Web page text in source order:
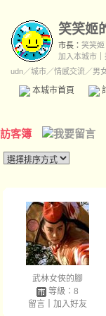
笑笑姬
市長： 笑笑姬
加入本城市
udn／城市／情感交流／男
本城市首頁
訪客簿
武林女俠的腳
等級：8
留言｜ 加入好友